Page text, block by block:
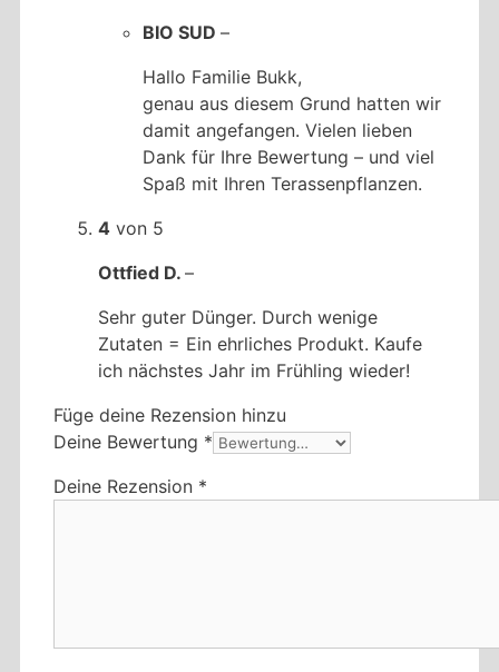
BIO SUD –
Hallo Familie Bukk,
genau aus diesem Grund hatten wir
damit angefangen. Vielen lieben
Dank für Ihre Bewertung – und viel
Spaß mit Ihren Terassenpflanzen.
4 von 5
Ottfied D. –
Sehr guter Dünger. Durch wenige
Zutaten = Ein ehrliches Produkt. Kaufe
ich nächstes Jahr im Frühling wieder!
Füge deine Rezension hinzu
Deine Bewertung *
Deine Rezension *